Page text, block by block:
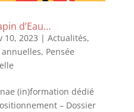
d’Eau…
10, 2023 | Actualités,
, Pensée
(in)formation dédié
– Dossier